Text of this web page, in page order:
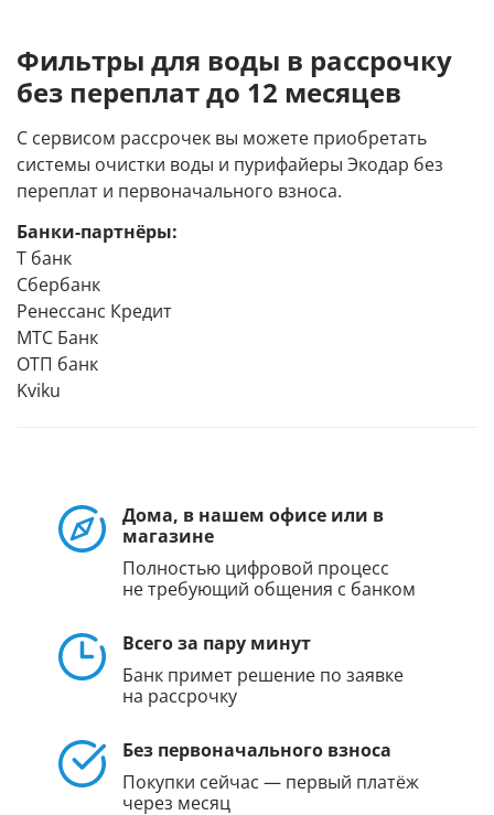
Фильтры для воды в рассрочку
без переплат до 12 месяцев
С сервисом рассрочек вы можете приобретать
системы очистки воды и пурифайеры Экодар без
переплат и первоначального взноса.
Банки-партнёры:
Т банк
Сбербанк
Ренессанс Кредит
МТС Банк
ОТП банк
Kviku
Дома, в нашем офисе или в
магазине
Полностью цифровой процесс
не требующий общения с банком
Всего за пару минут
Банк примет решение по заявке
на рассрочку
Без первоначального взноса
Покупки сейчас — первый платёж
через месяц